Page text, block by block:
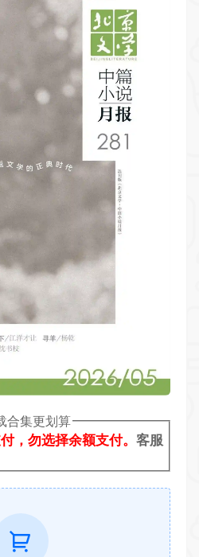
合集更划算
，勿选择余额支付。 客服